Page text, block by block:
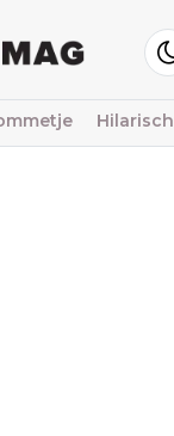
Hilarisch